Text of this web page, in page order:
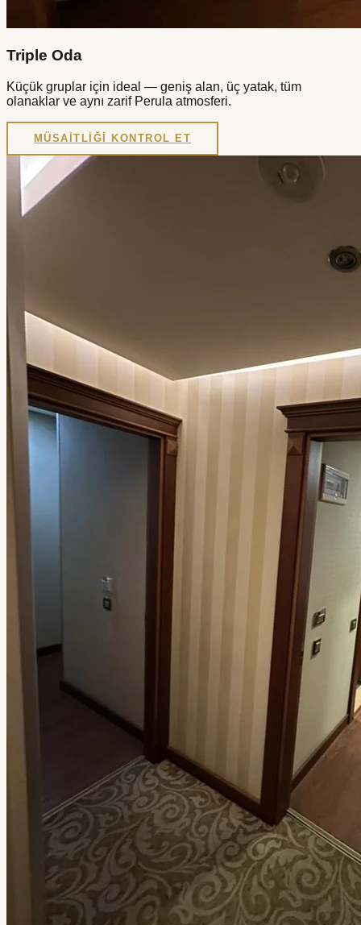
Triple Oda
Küçük gruplar için ideal — geniş alan, üç yatak, tüm
olanaklar ve aynı zarif Perula atmosferi.
MÜSAITLIĞI KONTROL ET